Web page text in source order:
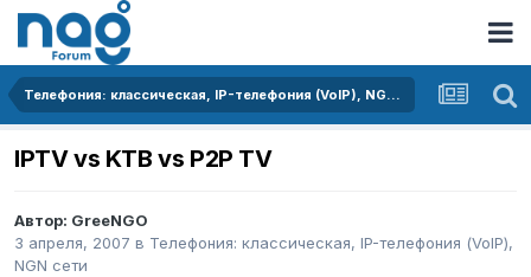
Телефония: классическая, IP-телефония (VoIP), NGN сети
IPTV vs KTB vs P2P TV
Автор: GreeNGO
3 апреля, 2007 в Телефония: классическая, IP-телефония (VoIP),
NGN сети